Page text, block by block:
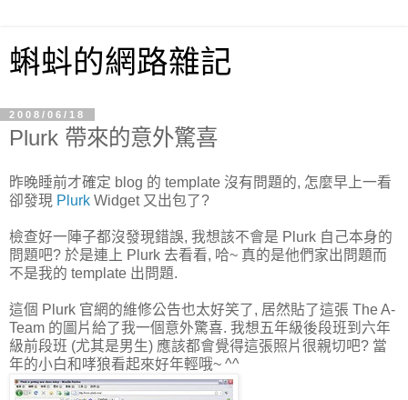
蝌蚪的網路雜記
2008/06/18
Plurk 帶來的意外驚喜
昨晚睡前才確定 blog 的 template 沒有問題的, 怎麼早上一看
卻發現 Plurk Widget 又出包了?
檢查好一陣子都沒發現錯誤, 我想該不會是 Plurk 自己本身的
問題吧? 於是連上 Plurk 去看看, 哈~ 真的是他們家出問題而
不是我的 template 出問題.
這個 Plurk 官網的維修公告也太好笑了, 居然貼了這張 The A-
Team 的圖片給了我一個意外驚喜. 我想五年級後段班到六年
級前段班 (尤其是男生) 應該都會覺得這張照片很親切吧? 當
年的小白和哮狼看起來好年輕哦~ ^^